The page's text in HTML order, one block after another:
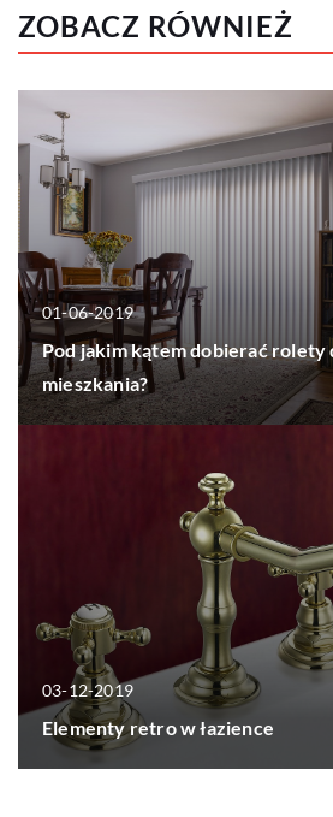
ZOBACZ RÓWNIEŻ
01-06-2019
Pod jakim kątem dobierać rolety
mieszkania?
03-12-2019
Elementy retro w łazience